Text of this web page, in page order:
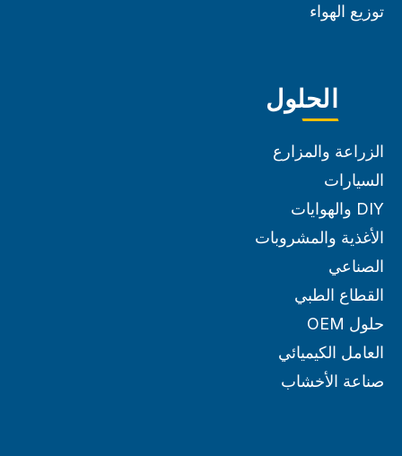
توزيع الهواء
الحلول
الزراعة والمزارع
السيارات
DIY والهوايات
الأغذية والمشروبات
الصناعي
القطاع الطبي
حلول OEM
العامل الكيميائي
صناعة الأخشاب